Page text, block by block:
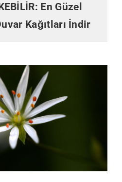
En Güzel
Kağıtları İndir